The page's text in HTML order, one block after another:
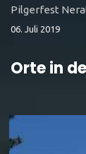
Pilgerfest
06. Juli 2019
Orte in